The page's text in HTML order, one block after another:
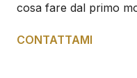
cosa fare dal primo
CONTATTAMI